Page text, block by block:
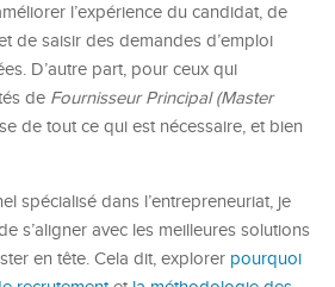
l’expérience du candidat, de
de saisir des demandes d’emploi
D’autre part, pour ceux qui
de Fournisseur Principal (Master
de tout ce qui est nécessaire, et bien
spécialisé dans l’entrepreneuriat, je
s’aligner avec les meilleures solutions
en tête. Cela dit, explorer pourquoi